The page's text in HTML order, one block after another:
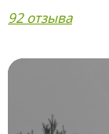
92 отзыва